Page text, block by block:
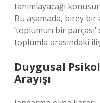
tanımlayacağı
Bu aşamada, birey
‘toplumun bir
toplumla arasındaki
Duygusal
Arayışı